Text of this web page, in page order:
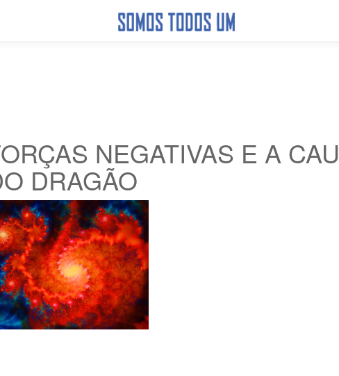
NEGATIVAS E A
DRAGÃO